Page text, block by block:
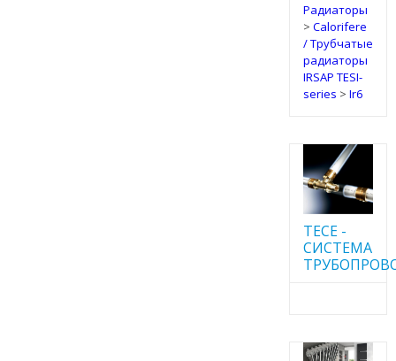
Радиаторы
> Calorifere
/ Трубчатые
радиаторы
IRSAP TESI-
series > Ir6
TECE -
CИСТЕМА